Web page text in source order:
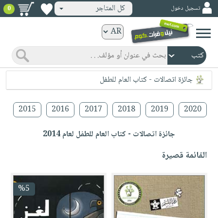
ورقية
المواضيع
صدر
حديثاً
الأكثر
مبيعاً
مخفض
خاصة
صفحات
مشوقة
كتب
الكترونية
الصفحة
الرئيسية
مبيعاً
كتب
مجانية
الصفحة
masmu3
بلا
حدود
أطفال
وناشئة
الصفحة وسائل
تسجيل دخول كل المتاجر 0
جائزة اتصالات - كتاب العام للطفل
2020
2019
2018
2017
2016
2015
جائزة اتصالات - كتاب العام للطفل لعام 2014
القائمة قصيرة
%5